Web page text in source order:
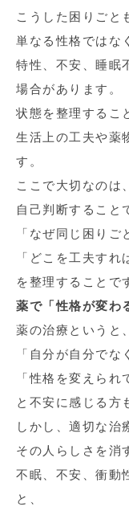
こうした困りごと
単なる性格ではな
特性、不安、睡眠
場合があります。
状態を整理するこ
生活上の工夫や薬
す。
ここで大切なのは、
自己判断すること
「なぜ同じ困りご
「どこを工夫すれ
を整理することで
薬で「性格が変わ
薬の治療というと、
「自分が自分でな
「性格を変えられ
と不安に感じる方
しかし、適切な治
その人らしさを消
不眠、不安、衝動
と、